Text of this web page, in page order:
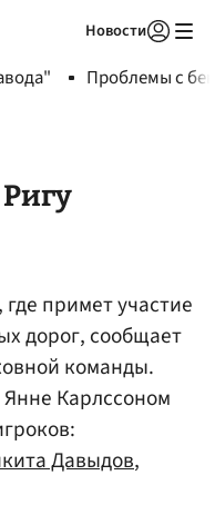
Новости
Проблемы с
примет участие
дорог, сообщает
команды.
Карлссоном
Давыдов,